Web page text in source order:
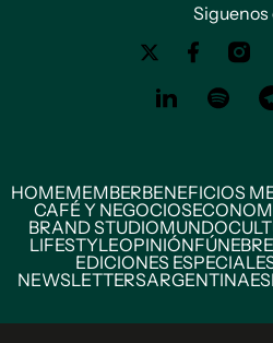
Siguenos
HOMEMEMBERBENEFICIOS
CAFÉ Y NEGOCIOS
BRAND STUDIOMUNDO
LIFESTYLEOPINIÓN
EDICIONES
NEWSLETTERSARGENTINA